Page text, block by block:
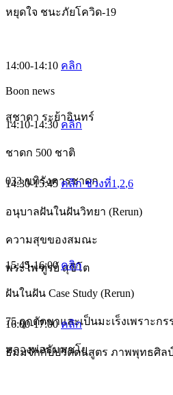
หยุดใจ ชนะภัยโควิด-19
14:00-14:10 คลิก
Boon news
สุชาดา ระย้าอินทร์
14:10-14:30คลิก
ชาดก 500 ชาติ
033 ขทิรังคารชาดก
14:30-15:45คลิก ช่วงที่1,2,6
อนุบาลฝันในฝันวิทยา (Rerun)
ความสุขของสมณะ
พระไพฑูรย์ สุขิโต
15:45-16:00คลิก
ฝันในฝัน Case Study (Rerun)
75 ถูกตัดขาและเป็นมะเร็งเพราะกร
หลวงพ่อธัมมชโย
16:00-17:00คลิก
ธัมมจักกัปปวัตตนสูตร ภาพพุทธศิลป์